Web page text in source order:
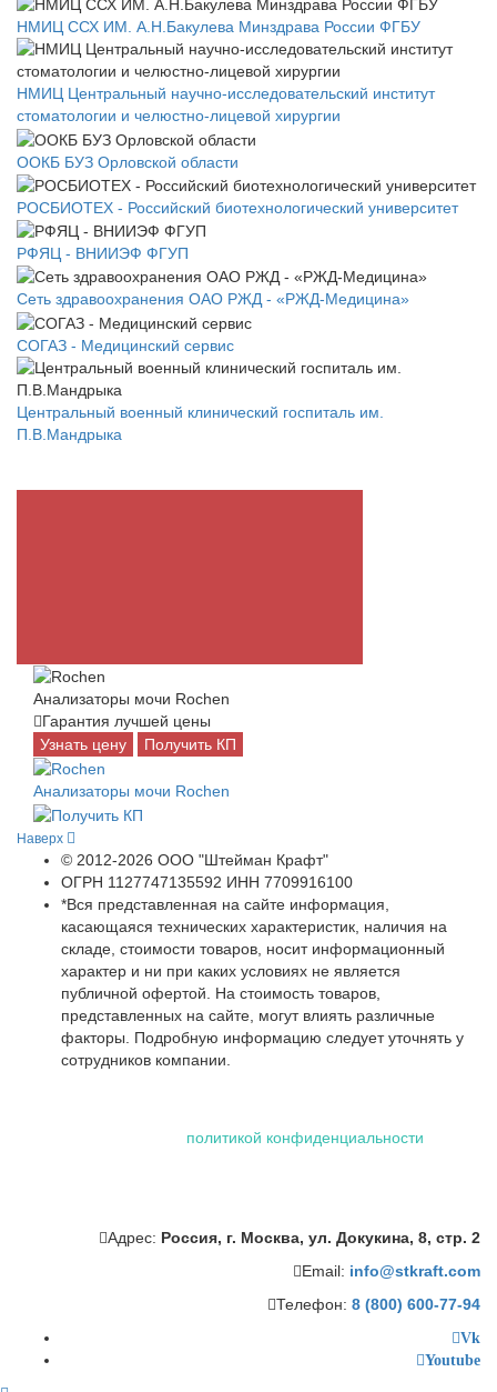
НМИЦ ССХ ИМ. А.Н.Бакулева Минздрава России ФГБУ
НМИЦ Центральный научно-исследовательский институт
стоматологии и челюстно-лицевой хирургии
ООКБ БУЗ Орловской области
РОСБИОТЕХ - Российский биотехнологический университет
РФЯЦ - ВНИИЭФ ФГУП
Сеть здравоохранения ОАО РЖД - «РЖД-Медицина»
СОГАЗ - Медицинский сервис
Центральный военный клинический госпиталь им.
П.В.Мандрыка
Анализаторы мочи Rochen
Гарантия лучшей цены
Узнать цену
Получить КП
Анализаторы мочи Rochen
Наверх
© 2012-2026 ООО "Штейман Крафт"
ОГРН 1127747135592 ИНН 7709916100
*Вся представленная на сайте информация,
касающаяся технических характеристик, наличия на
складе, стоимости товаров, носит информационный
характер и ни при каких условиях не является
публичной офертой. На стоимость товаров,
представленных на сайте, могут влиять различные
факторы. Подробную информацию следует уточнять у
сотрудников компании.
политикой конфиденциальности
Адрес: Россия, г. Москва, ул. Докукина, 8, стр. 2
Email: info@stkraft.com
Телефон: 8 (800) 600-77-94
Vk
Youtube